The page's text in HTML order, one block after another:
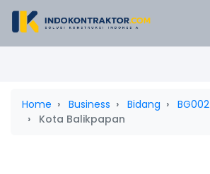
Home Business Bidang
BG002
Kota Balikpapan